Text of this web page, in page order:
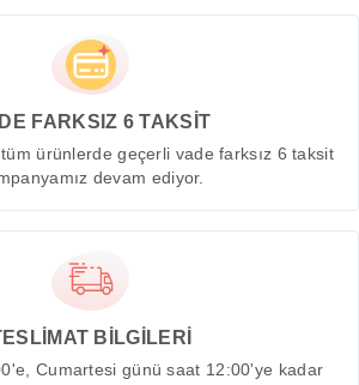
FARKSIZ 6 TAKSİT
tüm ürünlerde geçerli vade farksız 6 taksit
devam ediyor.
BİLGİLERİ
Cumartesi günü saat 12:00'ye kadar